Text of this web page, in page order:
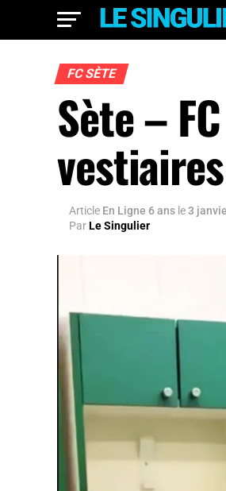
FC SÈTE
Sète –
vestiaires
Article En Ligne 6 ans le3
ParLe Singulier